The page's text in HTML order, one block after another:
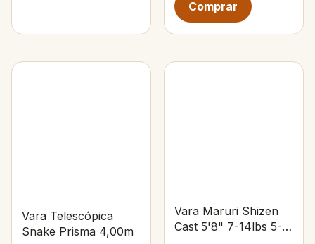
Vara Telescópica
Snake Prisma 4,00m
Vara Maruri Shizen
Cast 5'8" 7-14lbs 5-